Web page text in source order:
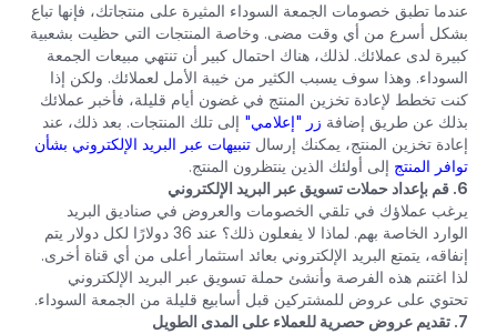
عندما تطبق خصومات الجمعة السوداء المثيرة على منتجاتك، فإنها تباع
بشكل أسرع من أي وقت مضى. وخاصة المنتجات التي حظيت بشعبية
كبيرة لدى عملائك. لذلك، هناك احتمال كبير أن تنتهي مبيعات الجمعة
السوداء. وهذا سوف يسبب الكثير من خيبة الأمل لعملائك. ولكن إذا
كنت تخطط لإعادة تخزين المنتج في غضون أيام قليلة، فأخبر عملائك
بذلك عن طريق إضافة زر "إعلامي" إلى تلك المنتجات. بعد ذلك، عند
إعادة تخزين المنتج، يمكنك إرسال تنبيهات عبر البريد الإلكتروني بشأن
توافر المنتج إلى أولئك الذين ينتظرون المنتج.
6. قم بإعداد حملات تسويق عبر البريد الإلكتروني
يرغب عملاؤك في تلقي الخصومات والعروض في صناديق البريد
الوارد الخاصة بهم. لماذا لا يفعلون ذلك؟ عند 36 دولارًا لكل دولار يتم
إنفاقه، يتمتع البريد الإلكتروني بعائد استثمار أعلى من أي قناة أخرى.
لذا اغتنم هذه الفرصة وأنشئ حملة تسويق عبر البريد الإلكتروني
تحتوي على عروض للمشتركين قبل أسابيع قليلة من الجمعة السوداء.
7. تقديم عروض حصرية للعملاء على المدى الطويل